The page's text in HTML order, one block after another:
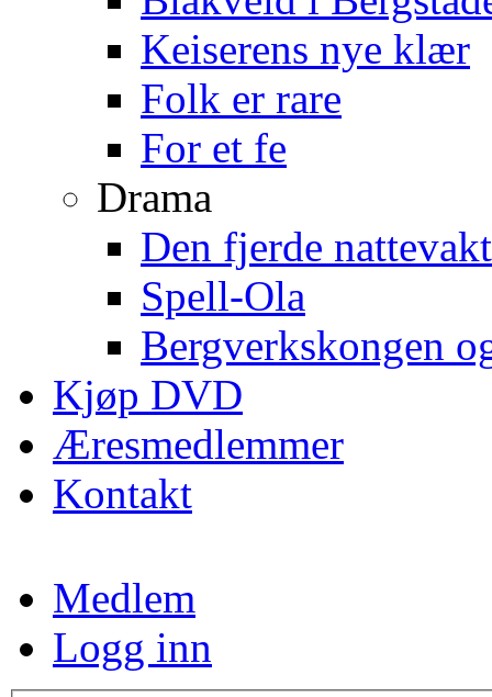
Keiserens nye klær
Folk er rare
For et fe
Drama
Den fjerde nattevakt
Spell-Ola
Bergverkskongen
Kjøp DVD
Æresmedlemmer
Kontakt
Medlem
Logg inn